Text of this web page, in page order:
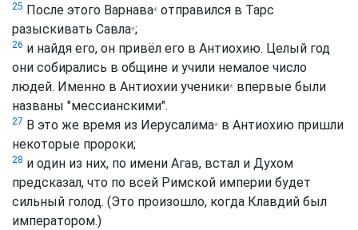
25 После этого Варнава* отправился в Тарc
разыскивать Савла*;
26 и найдя его, он привёл его в Антиохию. Целый год
они собирались в общине и учили немалое число
людей. Именно в Антиохии ученики* впервые были
названы "мессианскими".
27 В это же время из Иерусалима* в Антиохию пришли
некоторые пророки;
28 и один из них, по имени Агав, встал и Духом
предсказал, что по всей Римской империи будет
сильный голод. (Это произошло, когда Клавдий был
императором.)